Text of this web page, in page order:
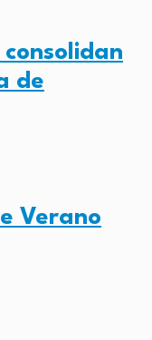
consolidan
de
Verano